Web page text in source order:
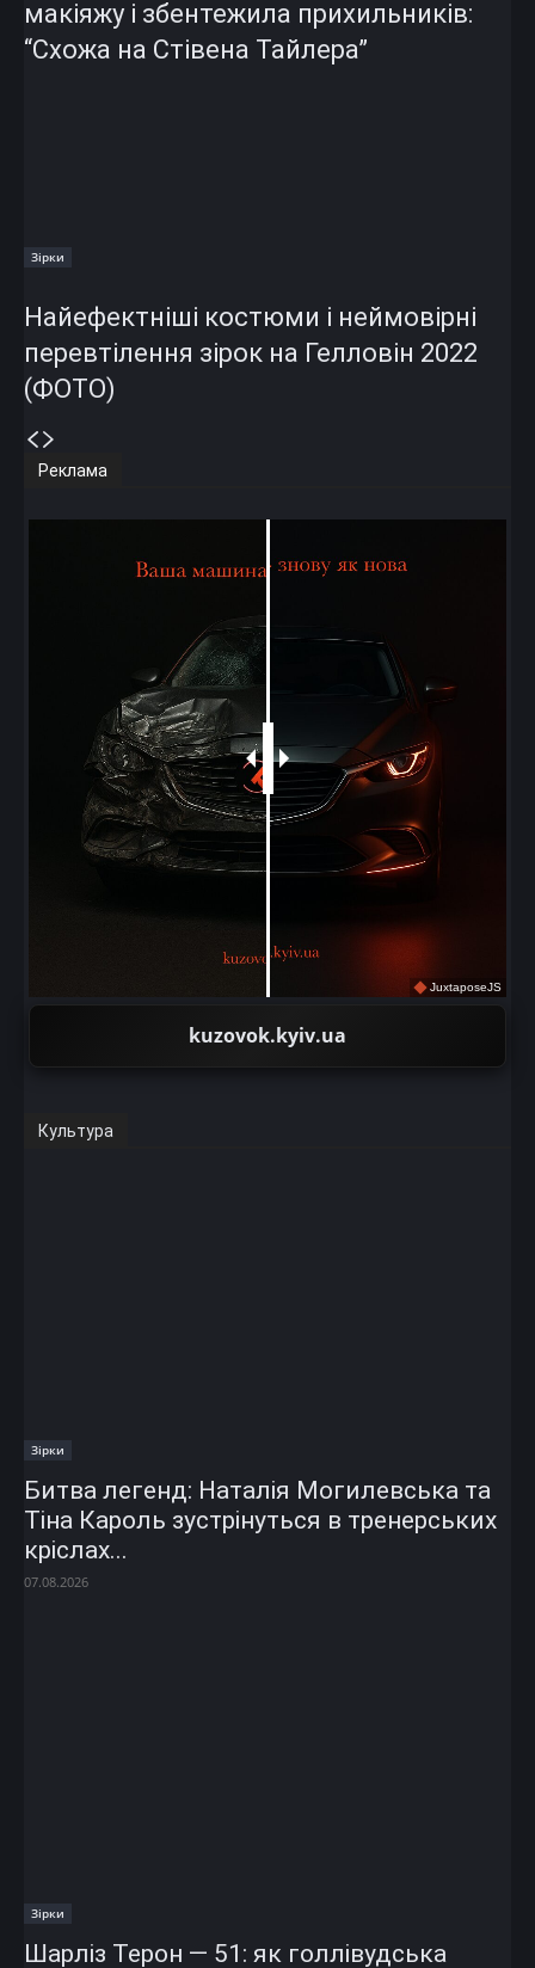
макіяжу і збентежила прихильників:
“Схожа на Стівена Тайлера”
Зірки
Найефектніші костюми і неймовірні
перевтілення зірок на Гелловін 2022
(ФОТО)
Реклама
JuxtaposeJS
kuzovok.kyiv.ua
Культура
Зірки
Битва легенд: Наталія Могилевська та
Тіна Кароль зустрінуться в тренерських
кріслах...
07.08.2026
Зірки
Шарліз Терон — 51: як голлівудська